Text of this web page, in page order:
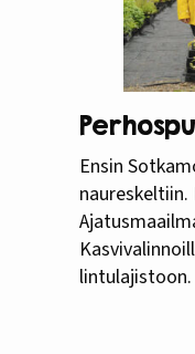
Ensin
lintulajistoon.